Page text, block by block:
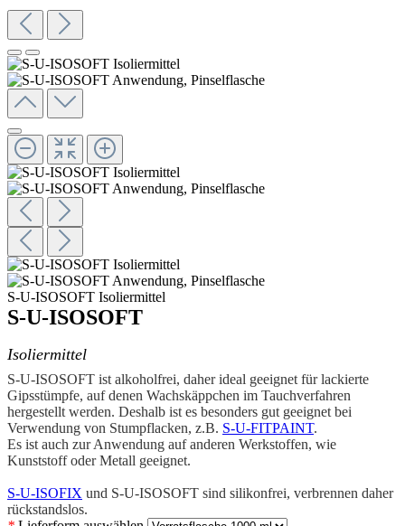
S-U-ISOSOFT Isoliermittel
S-U-ISOSOFT
Isoliermittel
S-U-ISOSOFT ist alkoholfrei, daher ideal geeignet für lackierte
Gipsstümpfe, auf denen Wachskäppchen im Tauchverfahren
hergestellt werden. Deshalb ist es besonders gut geeignet bei
Verwendung von Stumpflacken, z.B. S-U-FITPAINT.
Es ist auch zur Anwendung auf anderen Werkstoffen, wie
Kunststoff oder Metall geeignet.
S-U-ISOFIX und S-U-ISOSOFT sind silikonfrei, verbrennen daher
rückstandslos.